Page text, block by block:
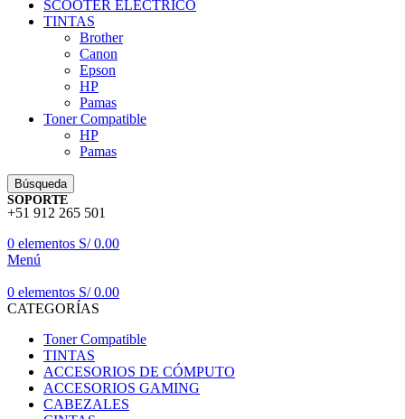
SCOOTER ELÉCTRICO
TINTAS
Brother
Canon
Epson
HP
Pamas
Toner Compatible
HP
Pamas
Búsqueda
SOPORTE
+51 912 265 501
0 elementos S/0.00
Menú
0 elementos S/0.00
CATEGORÍAS
Toner Compatible
TINTAS
ACCESORIOS DE CÓMPUTO
ACCESORIOS GAMING
CABEZALES